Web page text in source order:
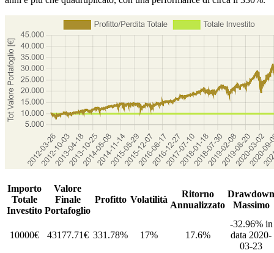
Importo
Totale
Investito
Valore
Finale
Portafoglio
Profitto Volatilità
Ritorno
Annualizzato
Drawdown
Massimo
10000€ 43177.71€ 331.78% 17% 17.6%
-32.96% in
data 2020-
03-23